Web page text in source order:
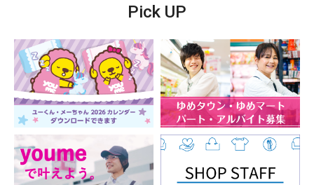
Pick UP